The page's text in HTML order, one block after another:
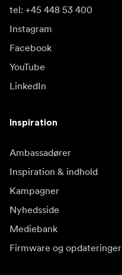
tel: +45 448 53 400
Instagram
Facebook
YouTube
LinkedIn
Inspiration
Ambassadører
Inspiration & indhold
Kampagner
Nyhedsside
Mediebank
Firmware og opdateringer